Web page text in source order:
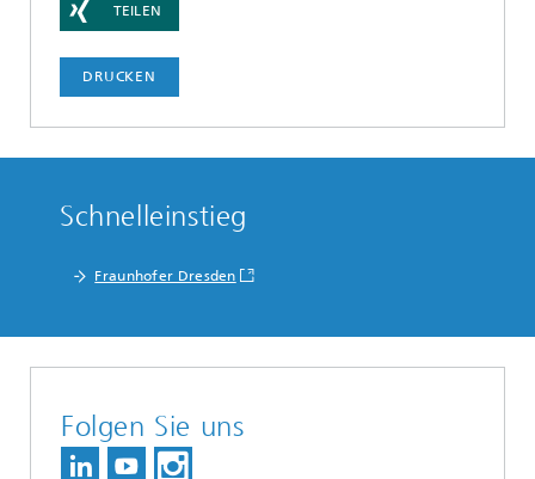
TEILEN
DRUCKEN
Schnelleinstieg
Fraunhofer Dresden
Folgen Sie uns